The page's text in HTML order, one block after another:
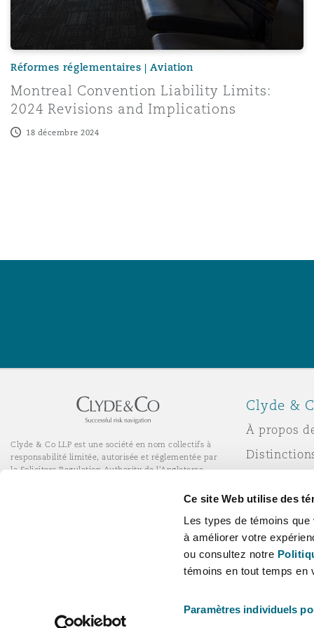
Ce site Web utilise des
Les types de témoins
à améliorer votre
ou consultez notre
témoins en tout temps en
Paramètres individuels
Paris
Southampton
Warsaw
Réformes réglementaires | Aviation
Montreal Convention Liability Limits:
2024 Revisions and Implications
18 décembre 2024
Clyde & Co LLP est une société en nom collectifs à
responsabilité limitée, autorisée et réglementée par
la Solicitors Regulation Authority de l'Angleterre.
Clyde &
À propos
Carrières